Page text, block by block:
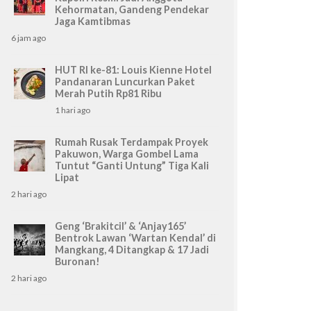
Kehormatan, Gandeng Pendekar
Jaga Kamtibmas
6 jam ago
HUT RI ke-81: Louis Kienne Hotel
Pandanaran Luncurkan Paket
Merah Putih Rp81 Ribu
1 hari ago
Rumah Rusak Terdampak Proyek
Pakuwon, Warga Gombel Lama
Tuntut “Ganti Untung” Tiga Kali
Lipat
2 hari ago
Geng ‘Brakitcil’ & ‘Anjay165’
Bentrok Lawan ‘Wartan Kendal’ di
Mangkang, 4 Ditangkap & 17 Jadi
Buronan!
2 hari ago